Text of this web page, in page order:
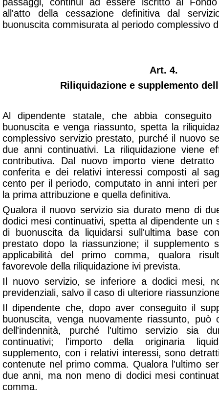
all'atto della cessazione definitiva dal
buonuscita commisurata al periodo complessivo
Art. 4.
Riliquidazione e supplemento
Al dipendente statale, che abbia
buonuscita e venga riassunto, spetta la
complessivo servizio prestato, purché il nuovo
due anni continuativi. La riliquidazione viene
contributiva. Dal nuovo importo viene detratto
conferita e dei relativi interessi composti al
cento per il periodo, computato in anni interi
la prima attribuzione e quella definitiva.
Qualora il nuovo servizio sia durato meno di
dodici mesi continuativi, spetta al dipendente un
di buonuscita da liquidarsi sull'ultima base
prestato dopo la riassunzione; il supplemento
applicabilità del primo comma, qualora
favorevole della riliquidazione ivi prevista.
Il nuovo servizio, se inferiore a dodici mesi,
previdenziali, salvo il caso di ulteriore
Il dipendente che, dopo aver conseguito il
buonuscita, venga nuovamente riassunto, può
dell'indennità, purché l'ultimo servizio sia
continuativi; l'importo della originaria
supplemento, con i relativi interessi, sono
contenute nel primo comma. Qualora l'ultimo
due anni, ma non meno di dodici mesi
comma.